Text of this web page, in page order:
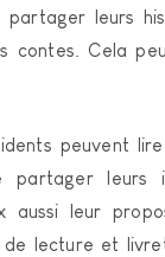
partager leurs
contes. Cela
peuvent
partager leurs
aussi leur
lecture et